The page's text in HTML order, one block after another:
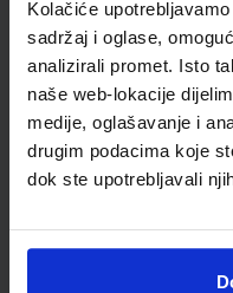
Kolačiće
sadržaj i oglase,
analizirali promet. Isto
naše web-lokacije
medije, oglašavanje i
drugim podacima koje
dok ste upotrebljavali
Prijavite se kako
proizvodima i